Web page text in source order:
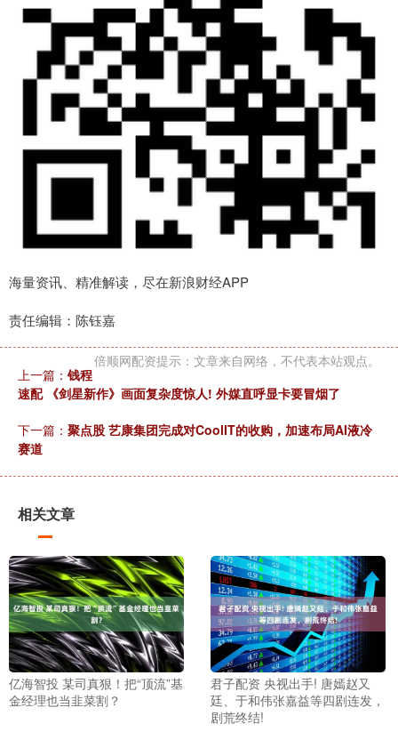
海量资讯、精准解读，尽在新浪财经APP
责任编辑：陈钰嘉
倍顺网配资提示：文章来自网络，不代表本站观点。
上一篇： 钱程
速配 《剑星新作》画面复杂度惊人! 外媒直呼显卡要冒烟了
下一篇： 聚点股 艺康集团完成对CoolIT的收购，加速布局AI液冷
赛道
相关文章
亿海智投 某司真狠！把“顶流”基
金经理也当韭菜割？
君子配资 央视出手! 唐嫣赵又
廷、于和伟张嘉益等四剧连发，
剧荒终结!